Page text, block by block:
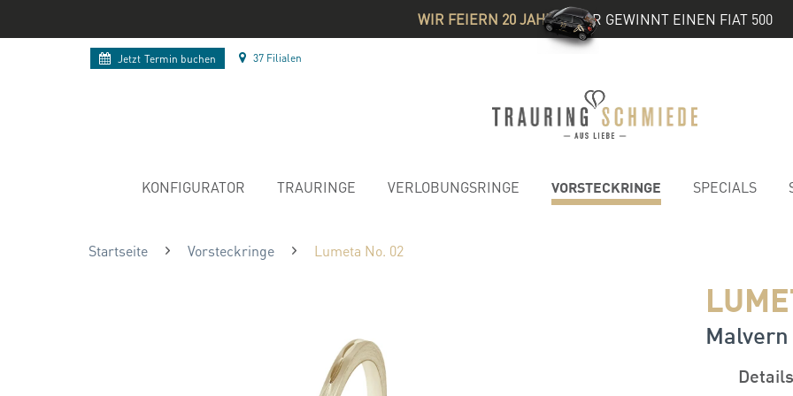
WIR FEIERN 20 JAHRE& IHR GEWINNT EINEN FIAT 500
Jetzt Termin buchen 37 Filialen
KONFIGURATOR TRAURINGE VERLOBUNGSRINGE VORSTECKRINGE SPECIALS
Startseite Vorsteckringe Lumeta No. 02
Details